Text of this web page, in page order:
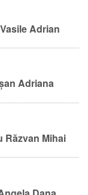
Adrian
Adriana
Răzvan Mihai